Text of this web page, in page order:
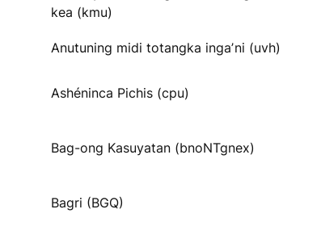
kea (kmu)
Anutuning midi totangka ingaʼni (uvh)
Ashéninca Pichis (cpu)
Bag-ong Kasuyatan (bnoNTgnex)
Bagri (BGQ)